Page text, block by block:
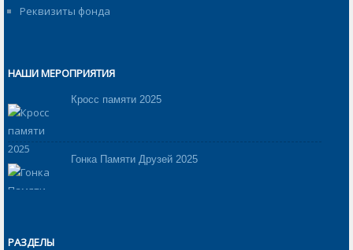
Реквизиты фонда
НАШИ МЕРОПРИЯТИЯ
Кросс памяти 2025
Гонка Памяти Друзей 2025
РАЗДЕЛЫ